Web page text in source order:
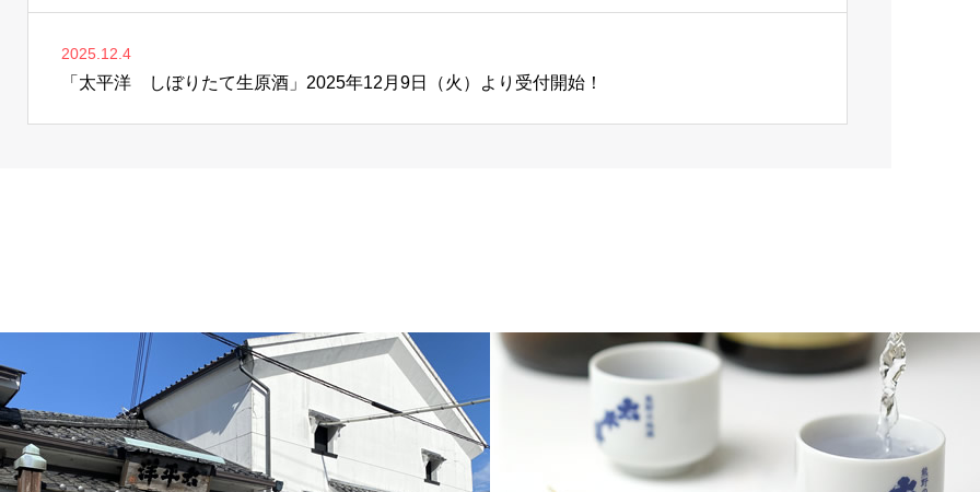
2025.12.4
「太平洋 しぼりたて生原酒」2025年12月9日（火）より受付開始！